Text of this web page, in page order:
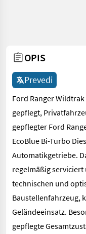
OPIS
Prevedi
Ford Ranger
gepflegt,
gepflegter Ford
EcoBlue Bi-Turbo
Automatikgetriebe.
regelmäßig
technischen und
Baustellenfahrzeug,
Geländeeinsatz.
gepflegte